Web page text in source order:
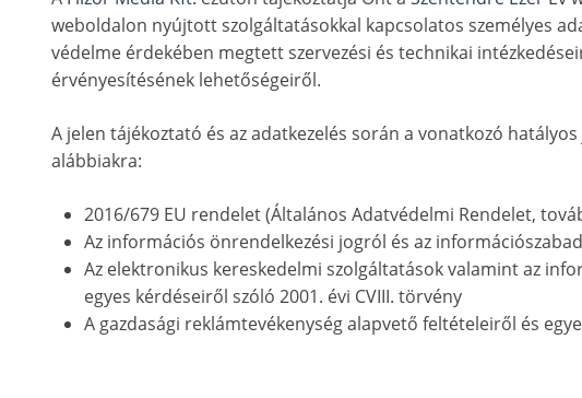
weboldalon nyújtott szolgáltatásokkal kapcsolatos személyes
védelme érdekében megtett szervezési és technikai
érvényesítésének lehetőségeiről.
A jelen tájékoztató és az adatkezelés során a vonatkozó
alábbiakra:
2016/679 EU rendelet (Általános Adatvédelmi Rendelet,
Az információs önrendelkezési jogról és az
Az elektronikus kereskedelmi szolgáltatások valamint az
egyes kérdéseiről szóló 2001. évi CVIII. törvény
A gazdasági reklámtevékenység alapvető feltételeiről és